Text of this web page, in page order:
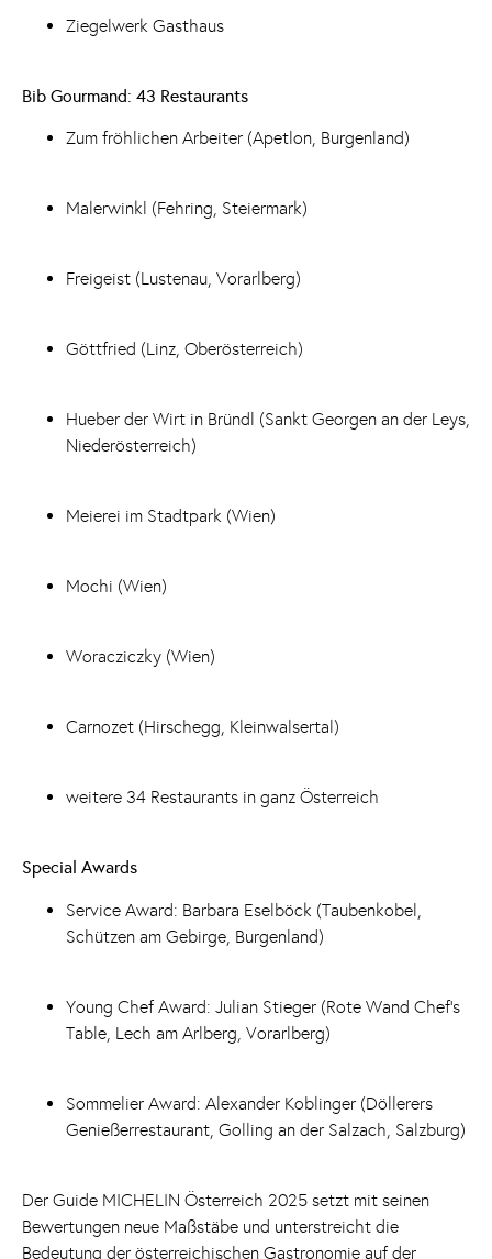
Ziegelwerk Gasthaus
Bib Gourmand: 43 Restaurants
Zum fröhlichen Arbeiter (Apetlon, Burgenland)
Malerwinkl (Fehring, Steiermark)
Freigeist (Lustenau, Vorarlberg)
Göttfried (Linz, Oberösterreich)
Hueber der Wirt in Bründl (Sankt Georgen an der Leys,
Niederösterreich)
Meierei im Stadtpark (Wien)
Mochi (Wien)
Woracziczky (Wien)
Carnozet (Hirschegg, Kleinwalsertal)
weitere 34 Restaurants in ganz Österreich
Special Awards
Service Award: Barbara Eselböck (Taubenkobel,
Schützen am Gebirge, Burgenland)
Young Chef Award: Julian Stieger (Rote Wand Chef’s
Table, Lech am Arlberg, Vorarlberg)
Sommelier Award: Alexander Koblinger (Döllerers
Genießerrestaurant, Golling an der Salzach, Salzburg)
Der Guide MICHELIN Österreich 2025 setzt mit seinen
Bewertungen neue Maßstäbe und unterstreicht die
Bedeutung der österreichischen Gastronomie auf der